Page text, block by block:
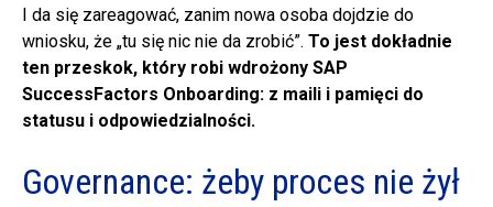
I da się zareagować, zanim nowa osoba dojdzie do
wniosku, że „tu się nic nie da zrobić”. To jest dokładnie
ten przeskok, który robi wdrożony SAP
SuccessFactors Onboarding: z maili i pamięci do
statusu i odpowiedzialności.
Governance: żeby proces nie żył